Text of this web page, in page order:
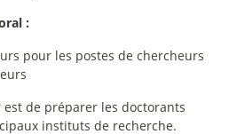
:
pour les postes de chercheurs
est de préparer les doctorants
instituts de recherche.